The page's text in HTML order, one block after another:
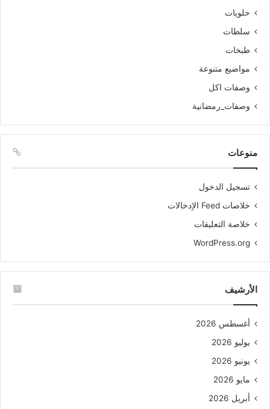
حلويات
سلطات
طبخات
مواضيع متنوعة
وصفات اكل
وصفات_رمضانية
منوعات
تسجيل الدخول
خلاصات Feed الإدخالات
خلاصة التعليقات
WordPress.org
الأرشيف
أغسطس 2026
يوليو 2026
يونيو 2026
مايو 2026
أبريل 2026